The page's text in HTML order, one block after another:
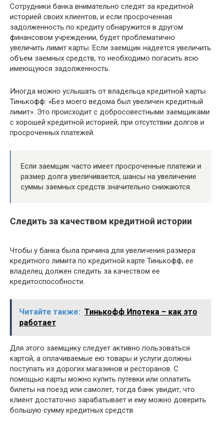
Сотрудники банка внимательно следят за кредитной
историей своих клиентов, и если просроченная
задолженность по кредиту обнаружится в другом
финансовом учреждении, будет проблематично
увеличить лимит карты. Если заемщик надеется увеличить
объем заемных средств, то необходимо погасить всю
имеющуюся задолженность.
Иногда можно услышать от владельца кредитной карты
Тинькофф: «Без моего ведома был увеличен кредитный
лимит». Это происходит с добросовестными заемщиками
с хорошей кредитной историей, при отсутствии долгов и
просроченных платежей.
Если заемщик часто имеет просроченные платежи и
размер долга увеличивается, шансы на увеличение
суммы заемных средств значительно снижаются.
Следить за качеством кредитной истории
Чтобы у банка была причина для увеличения размера
кредитного лимита по кредитной карте Тинькофф, ее
владелец должен следить за качеством ее
кредитоспособности.
Читайте также: Тинькофф Ипотека – как это
работает
Для этого заемщику следует активно пользоваться
картой, а оплачиваемые ею товары и услуги должны
поступать из дорогих магазинов и ресторанов. С
помощью карты можно купить путевки или оплатить
билеты на поезд или самолет, тогда банк увидит, что
клиент достаточно зарабатывает и ему можно доверить
большую сумму кредитных средств.